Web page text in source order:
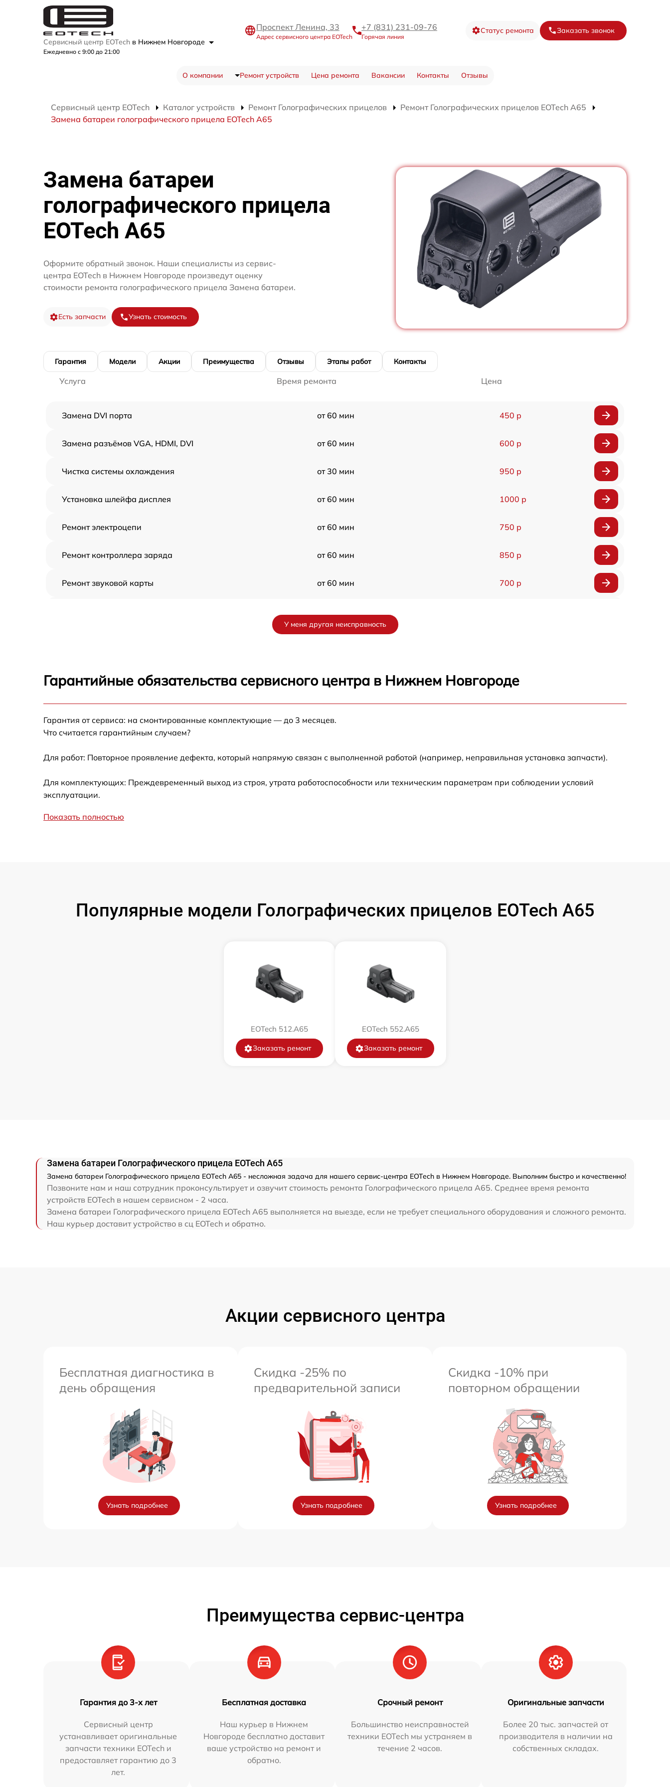
Сервисный центр EOTech в Нижнем Новгороде
Ежедневно с 9:00 до 21:00
Проспект Ленина, 33
Адрес сервисного центра EOTech
+7 (831) 231-09-76
Горячая линия
Статус ремонта Заказать звонок
О компании Ремонт устройств Цена ремонта Вакансии Контакты Отзывы
Сервисный центр EOTech Каталог устройств Ремонт Голографических прицелов
Ремонт Голографических прицелов EOTech A65
Замена батареи голографического прицела EOTech A65
Замена батареи
голографического прицела
EOTech A65
Оформите обратный звонок. Наши специалисты из сервис-
центра EOTech в Нижнем Новгороде произведут оценку
стоимости ремонта голографического прицела Замена батареи.
Есть запчасти Узнать стоимость
Гарантия Модели Акции Преимущества Отзывы Этапы работ Контакты
Услуга Время ремонта Цена
Замена DVI порта от 60 мин 450 р
Замена разъёмов VGA, HDMI, DVI от 60 мин 600 р
Чистка системы охлаждения от 30 мин 950 р
Установка шлейфа дисплея от 60 мин 1000 р
Ремонт электроцепи от 60 мин 750 р
Ремонт контроллера заряда от 60 мин 850 р
Ремонт звуковой карты от 60 мин 700 р
Замена станции airport от 60 мин
Замена батареи от 30 мин 1600 р
У меня другая неисправность
Гарантийные обязательства сервисного центра в Нижнем Новгороде
Гарантия от сервиса: на смонтированные комплектующие — до 3 месяцев.
Что считается гарантийным случаем?
Для работ: Повторное проявление дефекта, который напрямую связан с выполненной работой (например, неправильная установка запчасти).
Для комплектующих: Преждевременный выход из строя, утрата работоспособности или техническим параметрам при соблюдении условий
эксплуатации.
Показать полностью
Популярные модели Голографических прицелов EOTech A65
EOTech 512.A65
Заказать ремонт
EOTech 552.A65
Заказать ремонт
Замена батареи Голографического прицела EOTech A65
Замена батареи Голографического прицела EOTech A65 - несложная задача для нашего сервис-центра EOTech в Нижнем Новгороде. Выполним быстро и качественно!
Позвоните нам и наш сотрудник проконсультирует и озвучит стоимость ремонта Голографического прицела A65. Среднее время ремонта
устройств EOTech в нашем сервисном - 2 часа.
Замена батареи Голографического прицела EOTech A65 выполняется на выезде, если не требует специального оборудования и сложного ремонта.
Наш курьер доставит устройство в сц EOTech и обратно.
Акции сервисного центра
Бесплатная диагностика в
день обращения
Узнать подробнее
Скидка -25% по
предварительной записи
Узнать подробнее
Скидка -10% при
повторном обращении
Узнать подробнее
Преимущества сервис-центра
Гарантия до 3-х лет
Сервисный центр
устанавливает оригинальные
запчасти техники EOTech и
предоставляет гарантию до 3
лет.
Бесплатная доставка
Наш курьер в Нижнем
Новгороде бесплатно доставит
ваше устройство на ремонт и
обратно.
Срочный ремонт
Большинство неисправностей
техники EOTech мы устраняем в
течение 2 часов.
Оригинальные запчасти
Более 20 тыс. запчастей от
производителя в наличии на
собственных складах.